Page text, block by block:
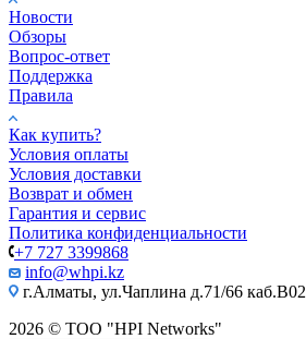
Новости
Обзоры
Вопрос-ответ
Поддержка
Правила
Как купить?
Условия оплаты
Условия доставки
Возврат и обмен
Гарантия и сервис
Политика конфиденциальности
+7 727 3399868
info@whpi.kz
г.Алматы, ул.Чаплина д.71/66 каб.B02
2026 © ТОО "HPI Networks"